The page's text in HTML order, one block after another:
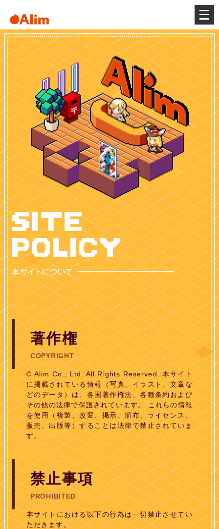
メ
ニ
ュ
ー
を
開
く
著作権
COPYRIGHT
© Alim Co., Ltd. All Rights Reserved. 本サイト
に掲載されている情報（写真、イラスト、文章な
どのデータ）は、各国著作権法、各種条約および
その他の法律で保護されています。 これらの情報
を使用（複製、改変、掲示、頒布、ライセンス、
販売、出版等）することは法律で禁止されていま
す。
禁止事項
PROHIBITED
本サイトにおける以下の行為は一切禁止させてい
ただきます。